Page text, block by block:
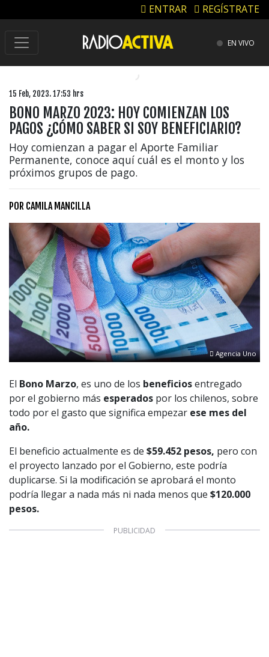
ENTRAR REGÍSTRATE
EN VIVO
15 Feb, 2023. 17:53 hrs
BONO MARZO 2023: HOY COMIENZAN LOS
PAGOS ¿CÓMO SABER SI SOY BENEFICIARIO?
Hoy comienzan a pagar el Aporte Familiar
Permanente, conoce aquí cuál es el monto y los
próximos grupos de pago.
POR CAMILA MANCILLA
Agencia Uno
El Bono Marzo, es uno de los beneficiosentregado
por el gobierno más esperados por los chilenos, sobre
todo por el gasto que significa empezar ese mes del
año.
El beneficio actualmente es de $59.452 pesos, pero con
el proyecto lanzado por el Gobierno, este podría
duplicarse. Si la modificación se aprobará el monto
podría llegar a nada más ni nada menos que $120.000
pesos.